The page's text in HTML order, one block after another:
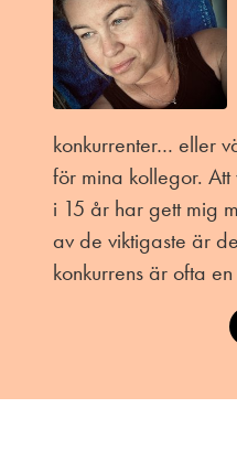
konkurrenter… eller
för mina kollegor.
i 15 år har gett mig
av de viktigaste är
konkurrens är ofta